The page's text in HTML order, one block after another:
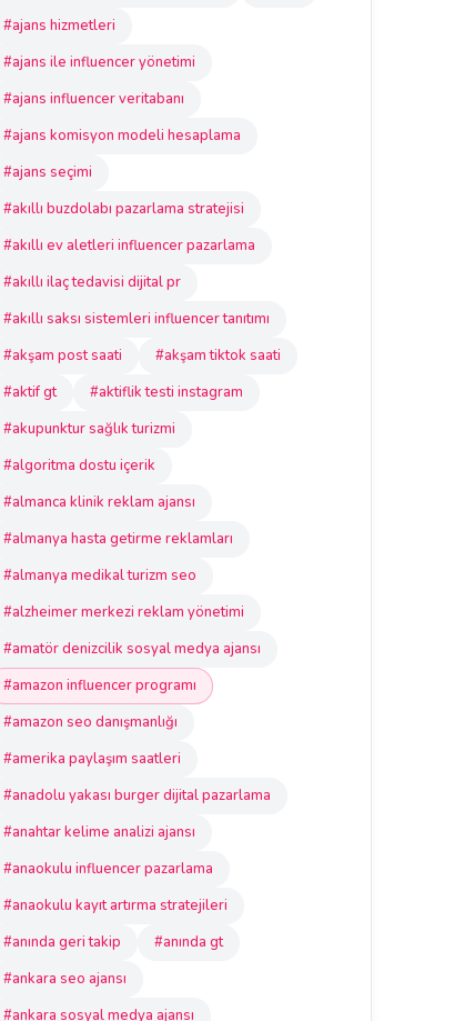
#ajans hizmetleri
#ajans ile influencer yönetimi
#ajans influencer veritabanı
#ajans komisyon modeli hesaplama
#ajans seçimi
#akıllı buzdolabı pazarlama stratejisi
#akıllı ev aletleri influencer pazarlama
#akıllı ilaç tedavisi dijital pr
#akıllı saksı sistemleri influencer tanıtımı
#akşam post saati
#akşam tiktok saati
#aktif gt
#aktiflik testi instagram
#akupunktur sağlık turizmi
#algoritma dostu içerik
#almanca klinik reklam ajansı
#almanya hasta getirme reklamları
#almanya medikal turizm seo
#alzheimer merkezi reklam yönetimi
#amatör denizcilik sosyal medya ajansı
#amazon influencer programı
#amazon seo danışmanlığı
#amerika paylaşım saatleri
#anadolu yakası burger dijital pazarlama
#anahtar kelime analizi ajansı
#anaokulu influencer pazarlama
#anaokulu kayıt artırma stratejileri
#anında geri takip
#anında gt
#ankara seo ajansı
#ankara sosyal medya ajansı